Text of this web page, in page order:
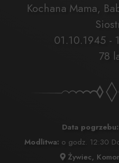
Kochana Mama,
01.10.1945 -
78
Data pogrzebu:
Modlitwa: o godz. 12:30
Żywiec,